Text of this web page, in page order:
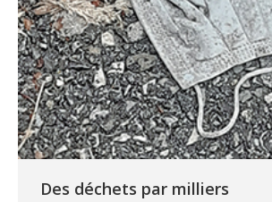
Des déchets par milliers